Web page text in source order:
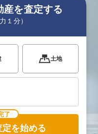
産を査定する
１分）
土地
了
定を始める